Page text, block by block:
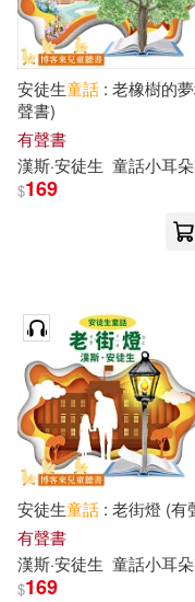
安徒生童話 : 老橡樹的
聲書)
有聲書
漢斯·安徒生 童話小耳朵
$169
安徒生童話 : 老街燈 (有
有聲書
漢斯·安徒生 童話小耳朵
$169